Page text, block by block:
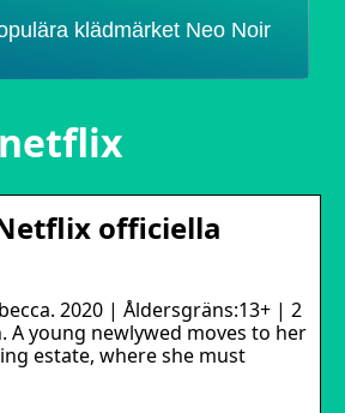
klädmärket Neo Noir
netflix
officiella
2020 | Åldersgräns:13+ | 2
A young newlywed moves to her
estate, where she must